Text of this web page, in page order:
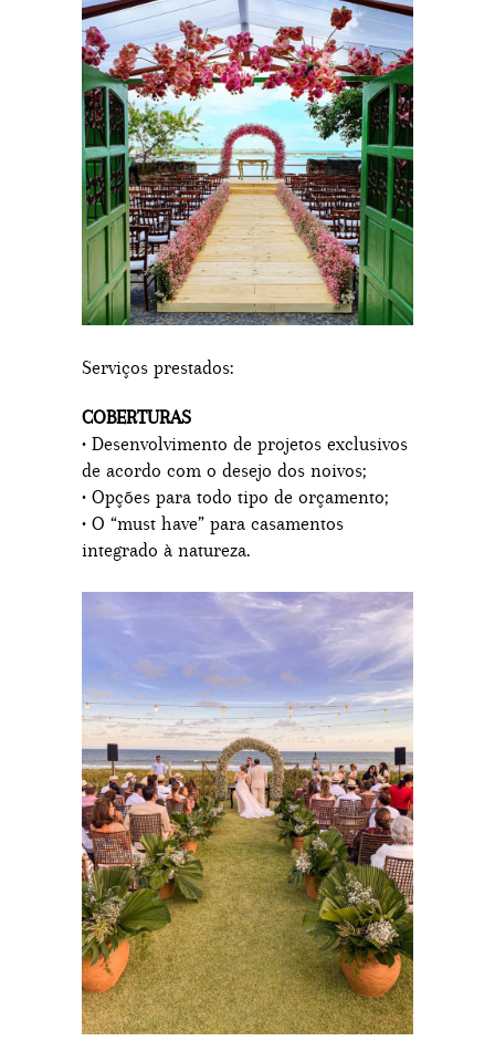
Serviços prestados:
COBERTURAS
• Desenvolvimento de projetos exclusivos
de acordo com o desejo dos noivos;
• Opções para todo tipo de orçamento;
• O “must have” para casamentos
integrado à natureza.